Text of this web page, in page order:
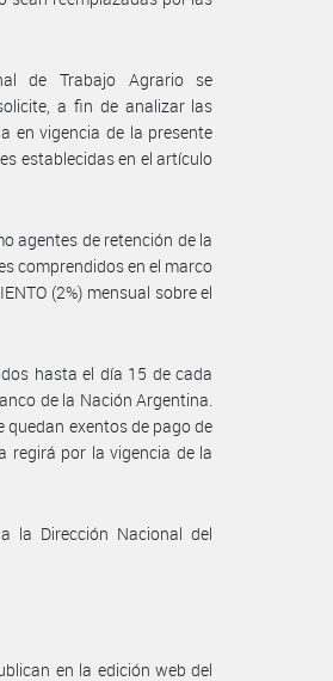
de Trabajo Agrario se
a fin de analizar las
en vigencia de la presente
establecidas en el artículo
agentes de retención de la
comprendidos en el marco
(2%) mensual sobre el
hasta el día 15 de cada
de la Nación Argentina.
exentos de pago de
regirá por la vigencia de la
a la Dirección Nacional del
en la edición web del